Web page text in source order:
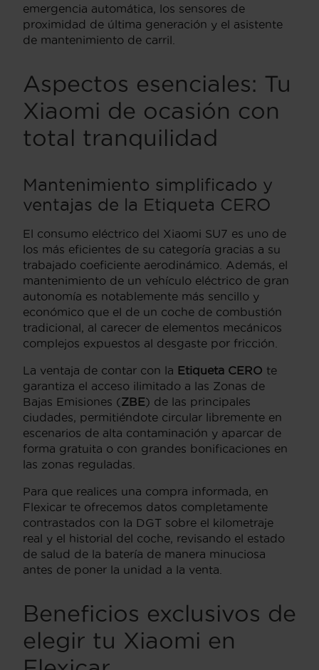
emergencia automática, los sensores de
proximidad de última generación y el asistente
de mantenimiento de carril.
Aspectos esenciales: Tu
Xiaomi de ocasión con
total tranquilidad
Mantenimiento simplificado y
ventajas de la Etiqueta CERO
El consumo eléctrico del Xiaomi SU7 es uno de
los más eficientes de su categoría gracias a su
trabajado coeficiente aerodinámico. Además, el
mantenimiento de un vehículo eléctrico de gran
autonomía es notablemente más sencillo y
económico que el de un coche de combustión
tradicional, al carecer de elementos mecánicos
complejos expuestos al desgaste por fricción.
La ventaja de contar con la Etiqueta CERO te
garantiza el acceso ilimitado a las Zonas de
Bajas Emisiones (ZBE) de las principales
ciudades, permitiéndote circular libremente en
escenarios de alta contaminación y aparcar de
forma gratuita o con grandes bonificaciones en
las zonas reguladas.
Para que realices una compra informada, en
Flexicar te ofrecemos datos completamente
contrastados con la DGT sobre el kilometraje
real y el historial del coche, revisando el estado
de salud de la batería de manera minuciosa
antes de poner la unidad a la venta.
Beneficios exclusivos de
elegir tu Xiaomi en